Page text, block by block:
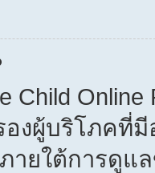
Child Online
งผู้บริโภคที่มี
ายใต้การดูแ